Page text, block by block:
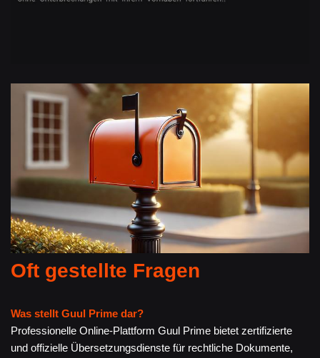
Oft gestellte Fragen
Was stellt Guul Prime dar?
Professionelle Online-Plattform Guul Prime bietet zertifizierte
und offizielle Übersetzungsdienste für rechtliche Dokumente,